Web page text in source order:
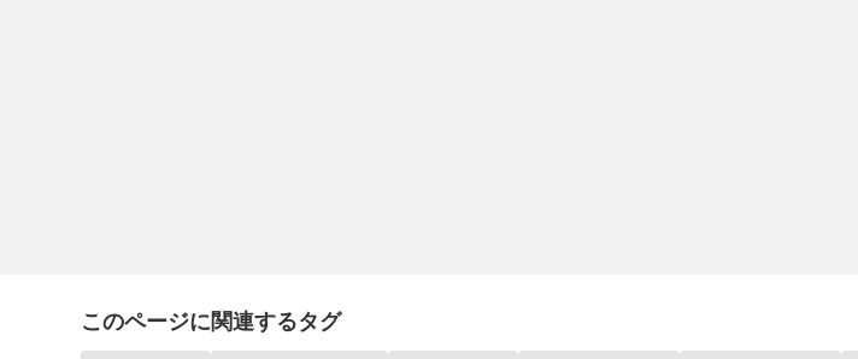
このページに関連するタグ